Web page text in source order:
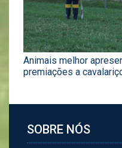
Animais melhor
premiações a
SOBRE NÓS